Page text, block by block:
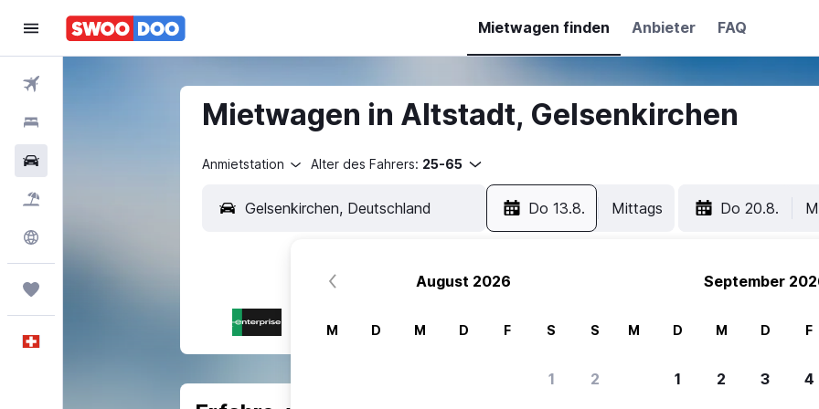
Mietwagen finden Anbieter FAQ
Mietwagen in Altstadt, Gelsenkirchen
Anmietstation Alter des Fahrers: 25-65
Do 13.8. Mittags Do 20.8.
August 2026
M D M D F S S
1 2
September
M D M D F
1 2 3 4